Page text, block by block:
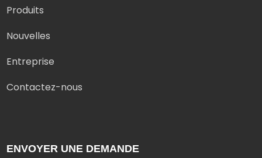
Produits
Nouvelles
Entreprise
Contactez-nous
ENVOYER UNE DEMANDE